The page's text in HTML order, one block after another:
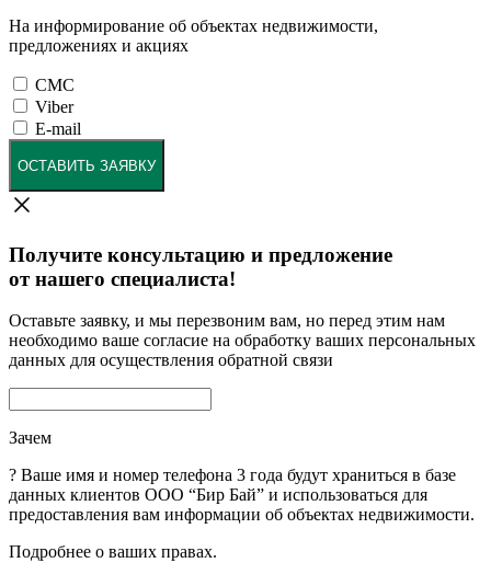
На информирование об объектах недвижимости,
предложениях и акциях
СМС
Viber
E-mail
ОСТАВИТЬ ЗАЯВКУ
Получите консультацию и предложение
от нашего специалиста!
Оставьте заявку, и мы перезвоним вам, но перед этим нам
необходимо ваше согласие на обработку ваших персональных
данных для осуществления обратной связи
Зачем
? Ваше имя и номер телефона 3 года будут храниться в базе
данных клиентов ООО “Бир Бай” и использоваться для
предоставления вам информации об объектах недвижимости.
Подробнее о ваших правах.